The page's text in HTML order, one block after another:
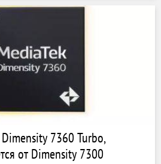
7360 Turbo,
от Dimensity 7300